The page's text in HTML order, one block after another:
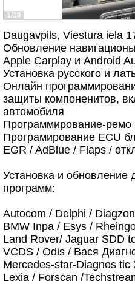
1/10
Daugavpils, Viestura iela
Обновление
Apple Carplay и Android
Установка русского и
Онлайн
защиты компоненитов,
автомобиля
Программирование-ремо
Програмирование ECU
EGR / AdBlue / Flaps /
Установка и обновление
программ:
Autocom / Delphi /
BMW Inpa / Esys /
Land Rover/ Jaguar SDD
VCDS / Odis / Вася
Mercedes-star-Diagnos
Lexia / Forscan /